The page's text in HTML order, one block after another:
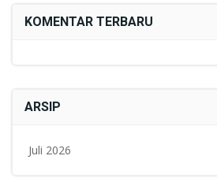
KOMENTAR TERBARU
ARSIP
Juli 2026